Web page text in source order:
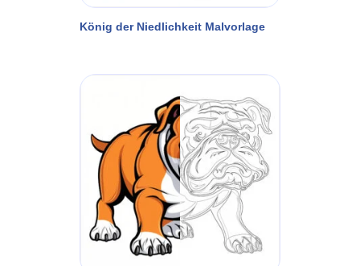
König der Niedlichkeit Malvorlage